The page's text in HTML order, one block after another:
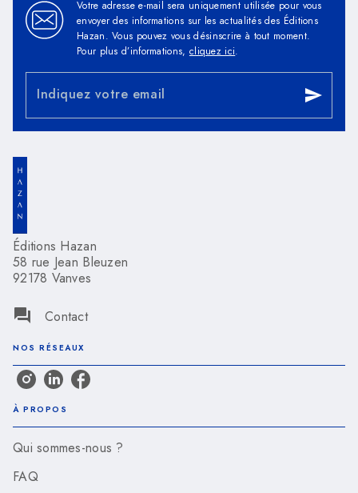
Votre adresse e-mail sera uniquement utilisée pour vous
envoyer des informations sur les actualités des Éditions
Hazan. Vous pouvez vous désinscrire à tout moment.
Pour plus d’informations, cliquez ici.
Indiquez votre email send
Éditions Hazan
58 rue Jean Bleuzen
92178 Vanves
question_answer Contact
NOS RÉSEAUX
À PROPOS
Qui sommes-nous ?
FAQ